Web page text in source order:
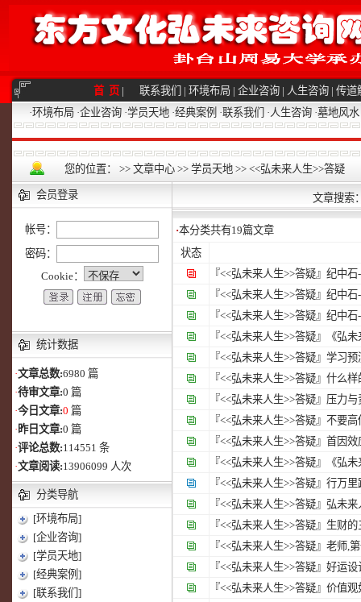
首 页 | 联系我们 | 环境布局 | 企业咨询 | 人生咨询 | 传道
·环境布局 ·企业咨询 ·学员天地 ·经典案例 ·联系我们 ·人生咨询 ·墓地风水
您的位置： >> 文章中心 >> 学员天地 >> <<弘未来人生>>答疑
会员登录
帐号：
密码：
Cookie：
统计数据
·文章总数:6980 篇
·待审文章:0 篇
·今日文章:0 篇
· 昨日文章:0 篇
·评论总数:114551 条
·文章阅读:13906099 人次
分类导航
[环境布局]
[企业咨询]
[学员天地]
[经典案例]
[联系我们]
文章搜索
·本分类共有19篇文章
状态
『<<弘未来人生>>答疑』 纪中石
『<<弘未来人生>>答疑』 纪中石
『<<弘未来人生>>答疑』 纪中石
『<<弘未来人生>>答疑』
《弘
『<<弘未来人生>>答疑』 学习预
『<<弘未来人生>>答疑』 什么样
『<<弘未来人生>>答疑』 压力与
『<<弘未来人生>>答疑』 不要高
『<<弘未来人生>>答疑』 首因效
『<<弘未来人生>>答疑』
《弘
『<<弘未来人生>>答疑』 行万里
『<<弘未来人生>>答疑』 弘未来
『<<弘未来人生>>答疑』 生财的
『<<弘未来人生>>答疑』 老师,
『<<弘未来人生>>答疑』 好运设
『<<弘未来人生>>答疑』 价值观